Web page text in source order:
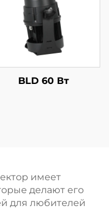
и брендинга
BLD 60 Вт
имеет
делают его
для любителей